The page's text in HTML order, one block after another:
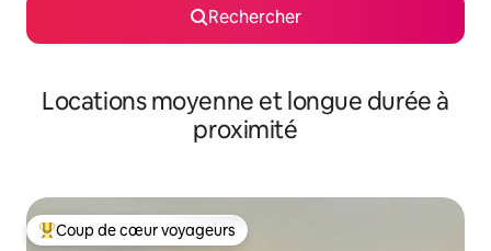
Rechercher
Locations moyenne et longue durée à
proximité
Coups de cœur voyageurs les plus appréciés
Coup de cœur voyageurs